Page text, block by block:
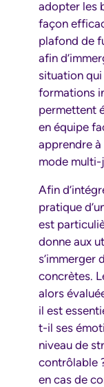
adopter les
façon
plafond de
afin
situation qui
formations
permettent
en équipe
apprendre
mode multi-
Afin
pratique
est
donne aux
s’immerger
concrètes.
alors
il est
t-il ses
niveau de
contrôlable
en cas de